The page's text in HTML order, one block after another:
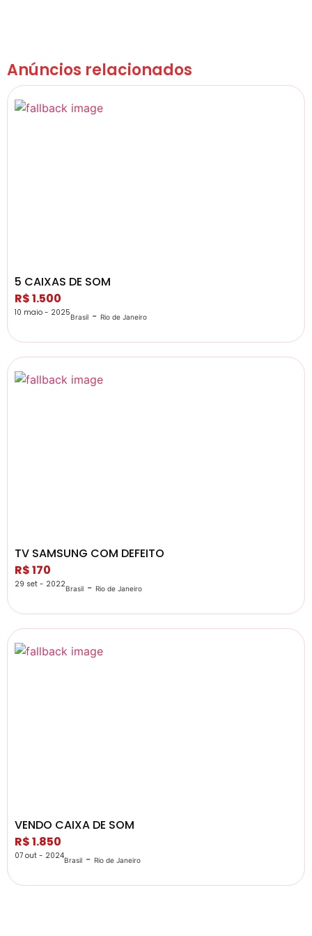
Anúncios relacionados
5 CAIXAS DE SOM
R$ 1.500
10 maio - 2025Brasil - Rio de Janeiro
TV SAMSUNG COM DEFEITO
R$ 170
29 set - 2022Brasil - Rio de Janeiro
VENDO CAIXA DE SOM
R$ 1.850
07 out - 2024Brasil - Rio de Janeiro